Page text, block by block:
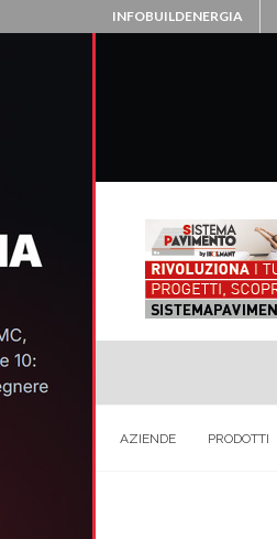
INFOBUILDENERGIA
AZIENDE PRODOTTI